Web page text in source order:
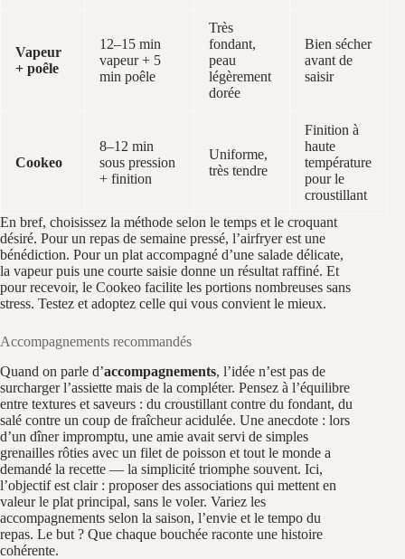
Vapeur
+ poêle
12–15 min
vapeur + 5
min poêle
Très
fondant,
peau
légèrement
dorée
Bien sécher
avant de
saisir
Cookeo
8–12 min
sous pression
+ finition
Uniforme,
très tendre
Finition à
haute
température
pour le
croustillant
En bref, choisissez la méthode selon le temps et le croquant
désiré. Pour un repas de semaine pressé, l’airfryer est une
bénédiction. Pour un plat accompagné d’une salade délicate,
la vapeur puis une courte saisie donne un résultat raffiné. Et
pour recevoir, le Cookeo facilite les portions nombreuses sans
stress. Testez et adoptez celle qui vous convient le mieux.
Accompagnements recommandés
Quand on parle d’accompagnements, l’idée n’est pas de
surcharger l’assiette mais de la compléter. Pensez à l’équilibre
entre textures et saveurs : du croustillant contre du fondant, du
salé contre un coup de fraîcheur acidulée. Une anecdote : lors
d’un dîner impromptu, une amie avait servi de simples
grenailles rôties avec un filet de poisson et tout le monde a
demandé la recette — la simplicité triomphe souvent. Ici,
l’objectif est clair : proposer des associations qui mettent en
valeur le plat principal, sans le voler. Variez les
accompagnements selon la saison, l’envie et le tempo du
repas. Le but ? Que chaque bouchée raconte une histoire
cohérente.